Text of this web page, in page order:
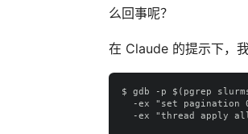
么回事呢？
在 Claude 的提示下，
$ gdb -p $(pgrep
-ex "set pagination
-ex "thread apply